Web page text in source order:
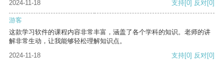
2024-11-18 支持[0] 反对[0]
游客
这款学习软件的课程内容非常丰富，涵盖了各个学科的知识。老师的讲
解非常生动，让我能够轻松理解知识点。
2024-11-18
支持[0] 反对[0]